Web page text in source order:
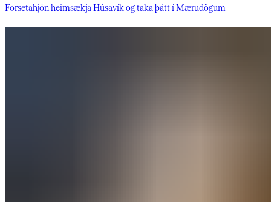
Forsetahjón heimsækja Húsavík og taka þátt í Mærudögum